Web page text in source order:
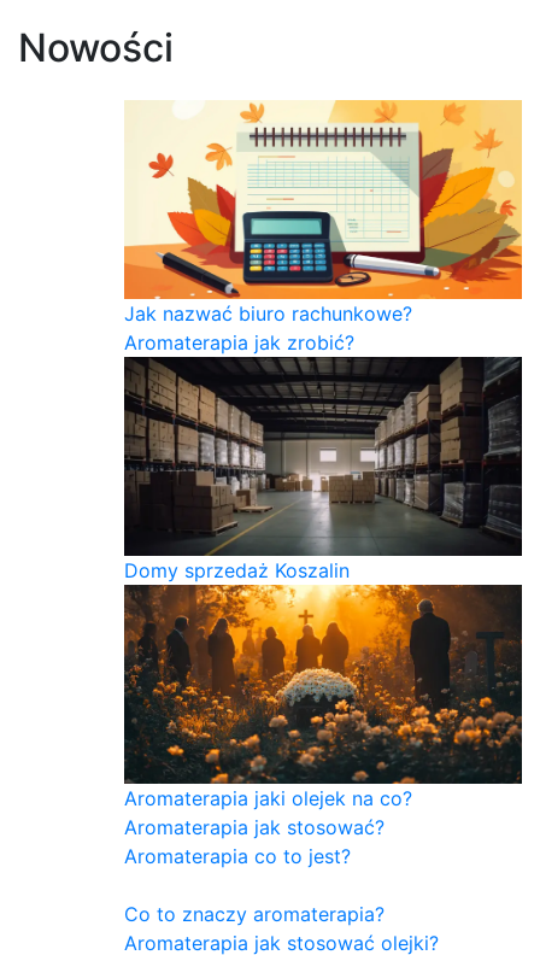
Nowości
Jak nazwać biuro rachunkowe?
Aromaterapia jak zrobić?
Domy sprzedaż Koszalin
Aromaterapia jaki olejek na co?
Aromaterapia jak stosować?
Aromaterapia co to jest?
Co to znaczy aromaterapia?
Aromaterapia jak stosować olejki?